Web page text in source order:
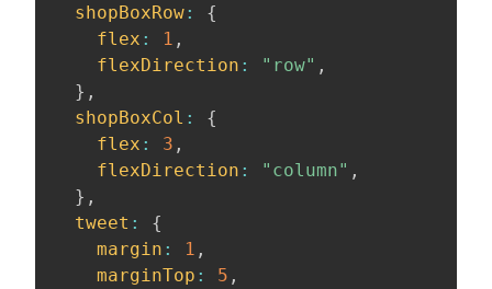
shopBoxRow:
{
flex : 1 ,
flexDirection : "row" ,
} ,
shopBoxCol :
{
flex : 3 ,
flexDirection : "column" ,
} ,
tweet :
{
margin : 1 ,
marginTop : 5 ,